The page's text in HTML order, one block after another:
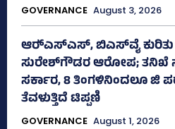
GOVERNANCE August 3, 2026
ಆರ್‍‌ಎಸ್‌ಎಸ್‌, ಬಿಎಸ್‌ವೈ
ಸುರೇಶ್‌ಗೌಡರ ಆರೋಪ; ತನಿಖೆ
ಸರ್ಕಾರ, 8 ತಿಂಗಳಿನಿಂದಲೂ ಜಿ
ತೆವಳುತ್ತಿದೆ ಟಿಪ್ಪಣಿ
GOVERNANCE August 1, 2026